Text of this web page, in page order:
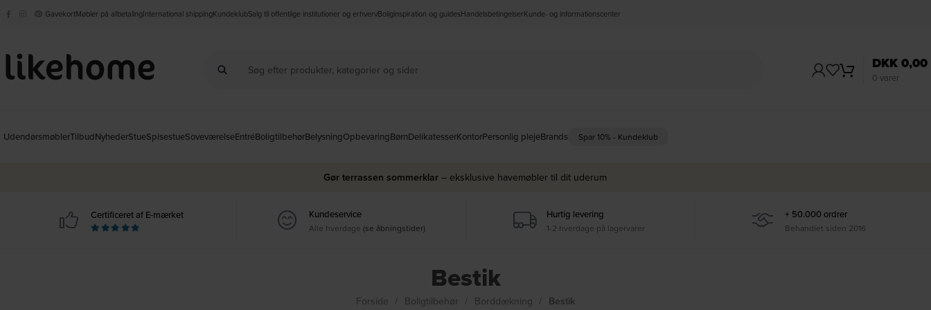
GavekortMøbler på afbetalingInternational shippingKundeklubSalg til offentlige institutioner og erhvervBoliginspiration og guidesHandelsbetingelserKunde- og informationscenter
0 varer
DKK0,00
UdendørsmøblerTilbudNyhederStueSpisestueSoveværelseEntréBoligtilbehørBelysningOpbevaringBørnDelikatesserKontorPersonlig plejeBrands Spar 10% - Kundeklub
Gør terrassen sommerklar – eksklusive havemøbler til dit uderum
Certificeret af E-mærket Kundeservice
Alle hverdage (se åbningstider)
Hurtig levering
1-2 hverdage på lagervarer
+ 50.000 ordrer
Behandlet siden 2016
Bestik
Forside Boligtilbehør Borddækning Bestik